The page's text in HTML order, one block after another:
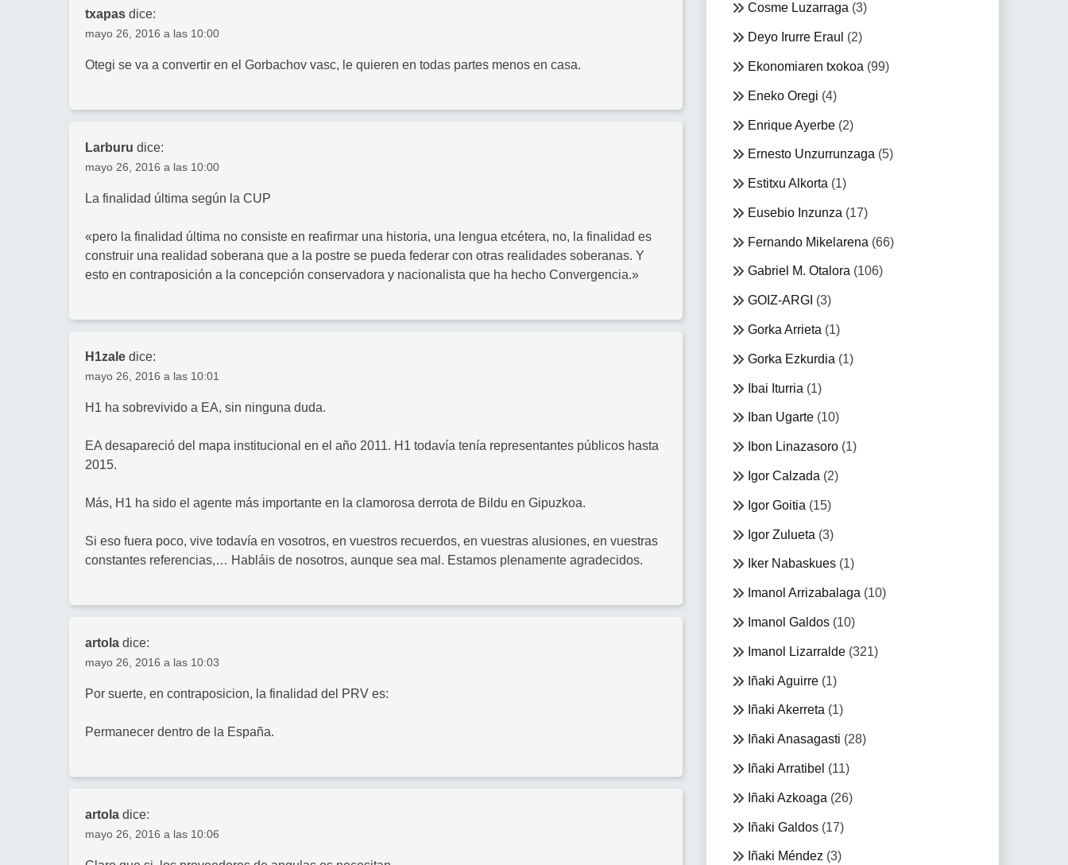
txapas dice:
mayo 26, 2016 a las 10:00
Otegi se va a convertir en el Gorbachov vasc, le quieren en todas partes menos en casa.
Larburu dice:
mayo 26, 2016 a las 10:00
La finalidad última según la CUP
«pero la finalidad última no consiste en reafirmar una historia, una lengua etcétera, no, la finalidad es
construir una realidad soberana que a la postre se pueda federar con otras realidades soberanas. Y
esto en contraposición a la concepción conservadora y nacionalista que ha hecho Convergencia.»
H1zale dice:
mayo 26, 2016 a las 10:01
H1 ha sobrevivido a EA, sin ninguna duda.
EA desapareció del mapa institucional en el año 2011. H1 todavía tenía representantes públicos hasta
2015.
Más, H1 ha sido el agente más importante en la clamorosa derrota de Bildu en Gipuzkoa.
Si eso fuera poco, vive todavía en vosotros, en vuestros recuerdos, en vuestras alusiones, en vuestras
constantes referencias,… Habláis de nosotros, aunque sea mal. Estamos plenamente agradecidos.
artola dice:
mayo 26, 2016 a las 10:03
Por suerte, en contraposicion, la finalidad del PRV es:
Permanecer dentro de la España.
artola dice:
mayo 26, 2016 a las 10:06
Cosme Luzarraga (3)
Deyo Irurre Eraul (2)
Ekonomiaren txokoa (99)
Eneko Oregi (4)
Enrique Ayerbe(2)
Ernesto Unzurrunzaga (5)
Estitxu Alkorta (1)
Eusebio Inzunza (17)
Fernando Mikelarena (66)
Gabriel M. Otalora(106)
GOIZ-ARGI (3)
Gorka Arrieta (1)
Gorka Ezkurdia (1)
Ibai Iturria (1)
Iban Ugarte(10)
Ibon Linazasoro(1)
Igor Calzada (2)
Igor Goitia (15)
Igor Zulueta (3)
Iker Nabaskues(1)
Imanol Arrizabalaga (10)
Imanol Galdos(10)
Imanol Lizarralde(321)
Iñaki Aguirre(1)
Iñaki Akerreta(1)
Iñaki Anasagasti (28)
Iñaki Arratibel (11)
Iñaki Azkoaga (26)
Iñaki Galdos(17)
Iñaki Méndez(3)